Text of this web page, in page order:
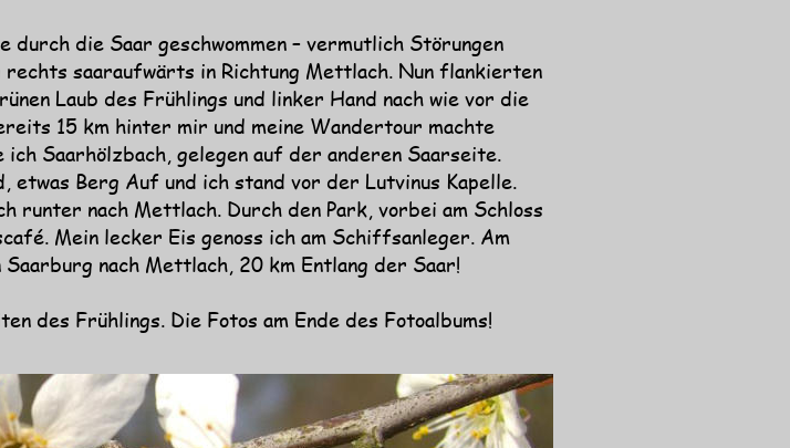
durch die Saar geschwommen – vermutlich Störungen
saaraufwärts in Richtung Mettlach. Nun flankierten
Laub des Frühlings und linker Hand nach wie vor die
15 km hinter mir und meine Wandertour machte
Saarhölzbach, gelegen auf der anderen Saarseite.
etwas Berg Auf und ich stand vor der Lutvinus Kapelle.
runter nach Mettlach. Durch den Park, vorbei am Schloss
Mein lecker Eis genoss ich am Schiffsanleger. Am
nach Mettlach, 20 km Entlang der Saar!
des Frühlings. Die Fotos am Ende des Fotoalbums!